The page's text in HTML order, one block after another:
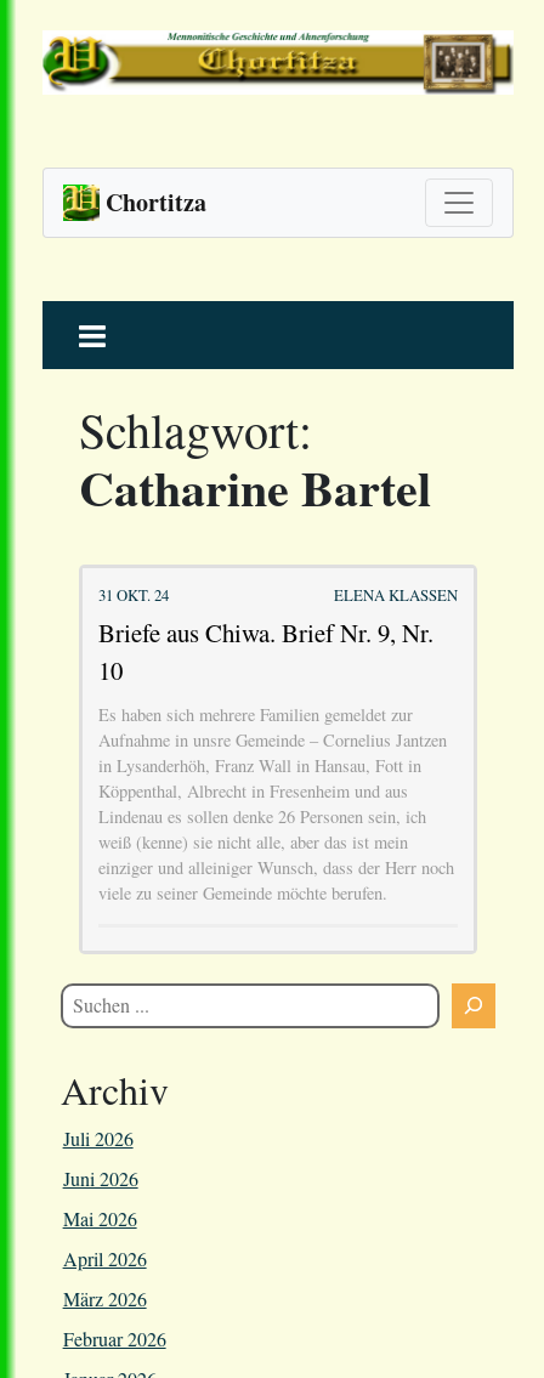
Chortitza
to
Schlagwort:
Catharine Bartel
31 OKT. 24 ELENA KLASSEN
Briefe aus Chiwa. Brief Nr. 9, Nr.
10
Es haben sich mehrere Familien gemeldet zur
Aufnahme in unsre Gemeinde – Cornelius Jantzen
in Lysanderhöh, Franz Wall in Hansau, Fott in
Köppenthal, Albrecht in Fresenheim und aus
Lindenau es sollen denke 26 Personen sein, ich
weiß (kenne) sie nicht alle, aber das ist mein
einziger und alleiniger Wunsch, dass der Herr noch
viele zu seiner Gemeinde möchte berufen.
Archiv
Juli 2026
Juni 2026
Mai 2026
April 2026
März 2026
Februar 2026